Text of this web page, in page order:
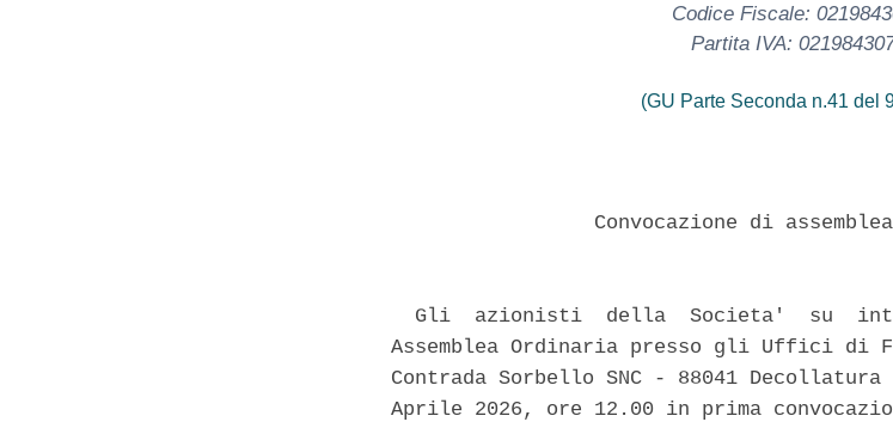
Codice Fiscale:
Partita IVA:
(GU Parte Seconda n.41 del
Convocazione di
Gli  azionisti  della  Societa'  su
Assemblea Ordinaria presso gli Uffici di
Contrada Sorbello SNC - 88041
Aprile 2026, ore 12.00 in prima